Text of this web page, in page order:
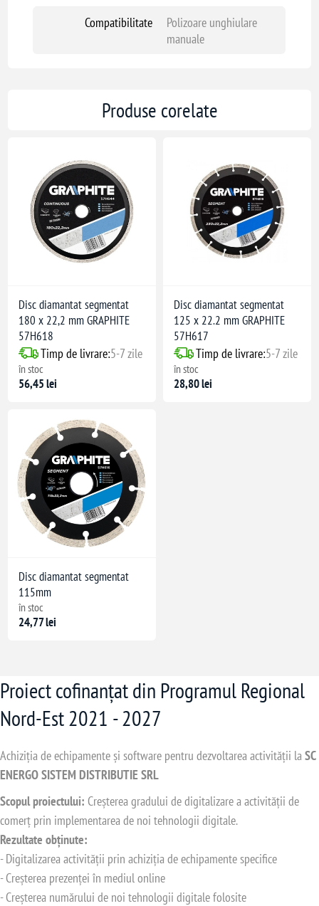
Compatibilitate
Polizoare unghiulare
manuale
Produse corelate
Disc diamantat segmentat
180 x 22,2 mm GRAPHITE
57H618
Timp de livrare:5-7 zile
în stoc
56,45 lei
Disc diamantat segmentat
125 x 22.2 mm GRAPHITE
57H617
Timp de livrare:5-7 zile
în stoc
28,80 lei
Disc diamantat segmentat
115mm
în stoc
24,77 lei
Proiect cofinanțat din Programul Regional
Nord-Est 2021 - 2027
Achiziția de echipamente și software pentru dezvoltarea activității la SC
ENERGO SISTEM DISTRIBUTIE SRL
Scopul proiectului: Creșterea gradului de digitalizare a activității de
comerț prin implementarea de noi tehnologii digitale.
Rezultate obținute:
- Digitalizarea activității prin achiziția de echipamente specifice
- Creșterea prezenței în mediul online
- Creșterea numărului de noi tehnologii digitale folosite